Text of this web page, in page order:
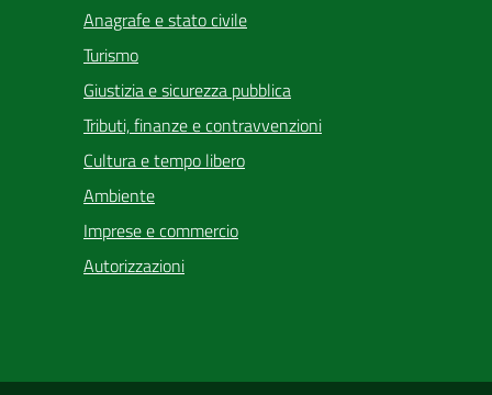
Anagrafe e stato civile
Turismo
Giustizia e sicurezza pubblica
Tributi, finanze e contravvenzioni
Cultura e tempo libero
Ambiente
Imprese e commercio
Autorizzazioni